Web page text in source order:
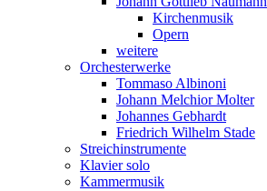
Kirchenmusik
Opern
weitere
Orchesterwerke
Tommaso Albinoni
Johann Melchior Molter
Johannes Gebhardt
Friedrich Wilhelm Stade
Streichinstrumente
Klavier solo
Kammermusik